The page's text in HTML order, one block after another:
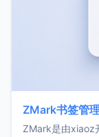
ZMark书签管
ZMark是由xiaoz